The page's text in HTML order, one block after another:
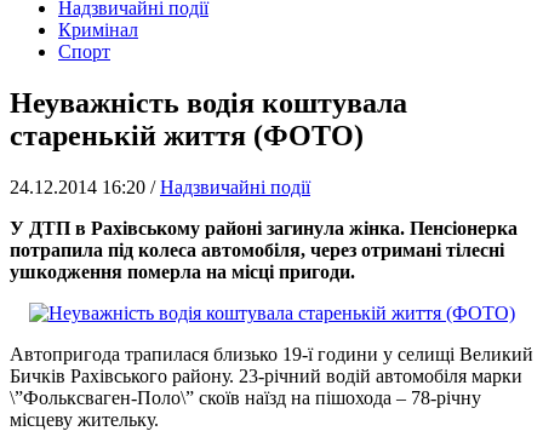
Надзвичайні події
Кримінал
Спорт
Неуважність водія коштувала
старенькій життя (ФОТО)
24.12.2014 16:20 /Надзвичайні події
У ДТП в Рахівському районі загинула жінка. Пенсіонерка
потрапила під колеса автомобіля, через отримані тілесні
ушкодження померла на місці пригоди.
Автопригода трапилася близько 19-ї години у селищі Великий
Бичків Рахівського району. 23-річний водій автомобіля марки
\”Фольксваген-Поло\” скоїв наїзд на пішохода – 78-річну
місцеву жительку.